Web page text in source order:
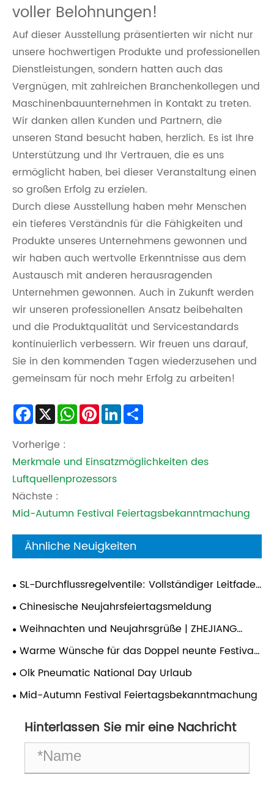
voller Belohnungen!
Auf dieser Ausstellung präsentierten wir nicht nur
unsere hochwertigen Produkte und professionellen
Dienstleistungen, sondern hatten auch das
Vergnügen, mit zahlreichen Branchenkollegen und
Maschinenbauunternehmen in Kontakt zu treten.
Wir danken allen Kunden und Partnern, die
unseren Stand besucht haben, herzlich. Es ist Ihre
Unterstützung und Ihr Vertrauen, die es uns
ermöglicht haben, bei dieser Veranstaltung einen
so großen Erfolg zu erzielen.
Durch diese Ausstellung haben mehr Menschen
ein tieferes Verständnis für die Fähigkeiten und
Produkte unseres Unternehmens gewonnen und
wir haben auch wertvolle Erkenntnisse aus dem
Austausch mit anderen herausragenden
Unternehmen gewonnen. Auch in Zukunft werden
wir unseren professionellen Ansatz beibehalten
und die Produktqualität und Servicestandards
kontinuierlich verbessern. Wir freuen uns darauf,
Sie in den kommenden Tagen wiederzusehen und
gemeinsam für noch mehr Erfolg zu arbeiten!
Facebook
X WhatsApp
PinterestLinkedIn
Vorherige :
Merkmale und Einsatzmöglichkeiten des
Luftquellenprozessors
Nächste :
Mid-Autumn Festival Feiertagsbekanntmachung
Ähnliche Neuigkeiten
SL-Durchflussregelventile: Vollständiger Leitfaden
zu Struktur, Funktion und Anwendungen
Chinesische Neujahrsfeiertagsmeldung
Weihnachten und Neujahrsgrüße | ZHEJIANG
OULEKAI Pneumatic Wishes Ihnen Frohe Feiertage!
Warme Wünsche für das Doppel neunte Festival
von Zhejiang Oureikai Pneumatic Co., Ltd.!
Olk Pneumatic National Day Urlaub
Mid-Autumn Festival Feiertagsbekanntmachung
Hinterlassen Sie mir eine Nachricht